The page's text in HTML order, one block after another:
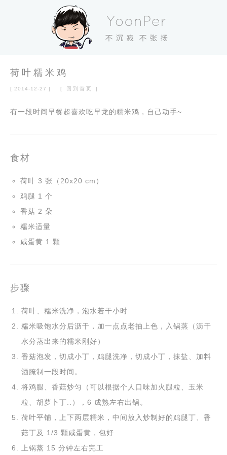
荷叶糯米鸡
[ 2014-12-27 ] [ 回到首页 ]
有一段时间早餐超喜欢吃早龙的糯米鸡，自己动手~
食材
荷叶 3 张（20x20 cm）
鸡腿 1 个
香菇 2 朵
糯米适量
咸蛋黄 1 颗
步骤
荷叶、糯米洗净，泡水若干小时
糯米吸饱水分后沥干，加一点点老抽上色，入锅蒸（沥干
水分蒸出来的糯米刚好）
香菇泡发，切成小丁，鸡腿洗净，切成小丁，抹盐、加料
酒腌制一段时间。
将鸡腿、香菇炒匀（可以根据个人口味加火腿粒、玉米
粒、胡萝卜丁..），6 成熟左右出锅。
荷叶平铺，上下两层糯米，中间放入炒制好的鸡腿丁、香
菇丁及 1/3 颗咸蛋黄，包好
上锅蒸 15 分钟左右完工